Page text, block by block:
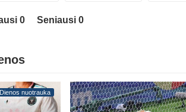
0
Seniausi 0
Dienos nuotrauka